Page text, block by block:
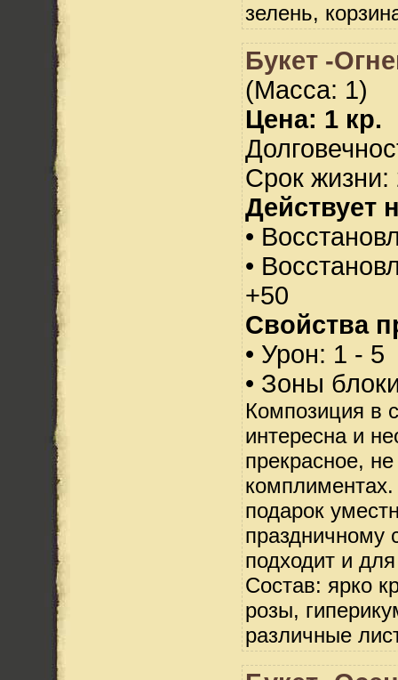
зелень,
Букет -
(Масса: 1)
Цена: 1 кр.
Срок жизни:
Действует
•
•
+50
Свойства
• Урон: 1 - 5
• Зоны
Композиция в
интересна и
прекрасное,
подарок
праздничному
подходит и
Состав: ярко
розы,
различные